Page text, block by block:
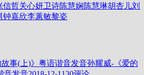
信哲关心妍卫诗陈慧娴陈慧琳胡杏儿刘
钟嘉欣李蕙敏黎姿
孙耀威-《爱的